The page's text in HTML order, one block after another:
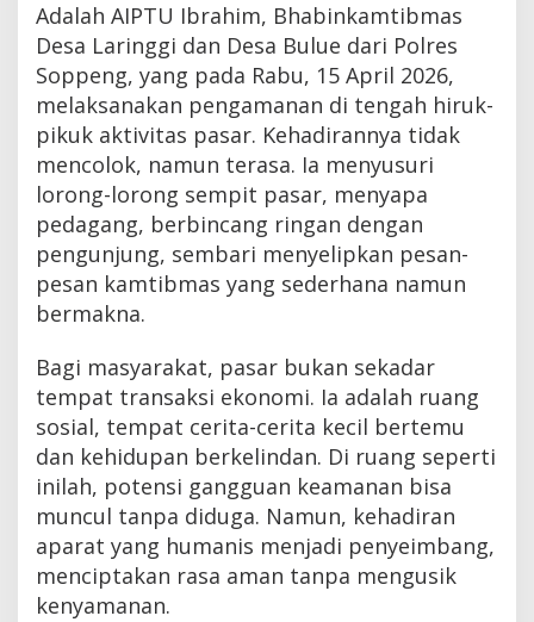
Adalah AIPTU Ibrahim, Bhabinkamtibmas
Desa Laringgi dan Desa Bulue dari Polres
Soppeng, yang pada Rabu, 15 April 2026,
melaksanakan pengamanan di tengah hiruk-
pikuk aktivitas pasar. Kehadirannya tidak
mencolok, namun terasa. Ia menyusuri
lorong-lorong sempit pasar, menyapa
pedagang, berbincang ringan dengan
pengunjung, sembari menyelipkan pesan-
pesan kamtibmas yang sederhana namun
bermakna.
Bagi masyarakat, pasar bukan sekadar
tempat transaksi ekonomi. Ia adalah ruang
sosial, tempat cerita-cerita kecil bertemu
dan kehidupan berkelindan. Di ruang seperti
inilah, potensi gangguan keamanan bisa
muncul tanpa diduga. Namun, kehadiran
aparat yang humanis menjadi penyeimbang,
menciptakan rasa aman tanpa mengusik
kenyamanan.